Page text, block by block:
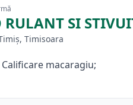
SI
Timisoara
macaragiu;